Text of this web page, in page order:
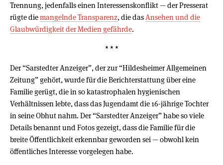
Trennung, jedenfalls einen Interessenskonflikt — der Presserat
rügte diemangelnde Transparenz, die dasAnsehen und die
Glaubwürdigkeit der Medien gefährde.
* * *
Der “Sarstedter Anzeiger”, der zur “Hildesheimer Allgemeinen
Zeitung” gehört, wurde für die Berichterstattung über eine
Familie gerügt, die in so katastrophalen hygienischen
Verhältnissen lebte, dass das Jugendamt die 16-jährige Tochter
in seine Obhut nahm. Der “Sarstedter Anzeiger” habe so viele
Details benannt und Fotos gezeigt, dass die Familie für die
breite Öffentlichkeit erkennbar geworden sei — obwohl kein
öffentliches Interesse vorgelegen habe.